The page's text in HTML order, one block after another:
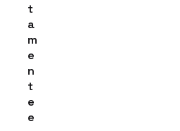
t
a
m
e
n
t
e
e